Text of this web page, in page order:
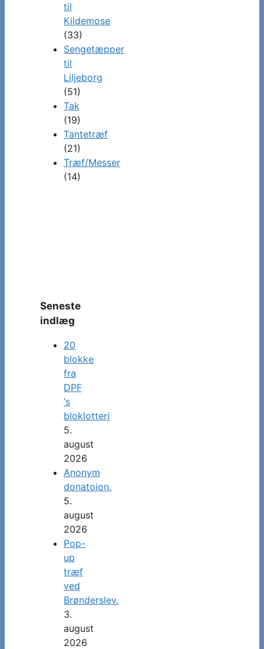
til
Kildemose
(33)
Sengetæpper
til
Liljeborg
(51)
Tak
(19)
Tantetræf
(21)
Træf/Messer
(14)
Seneste
indlæg
20
blokke
fra
DPF
‘s
bloklotteri
5.
august
2026
Anonym
donatoion.
5.
august
2026
Pop-
up
træf
ved
Brønderslev.
3.
august
2026